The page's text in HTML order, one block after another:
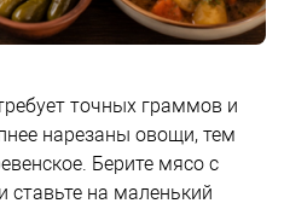
точных граммов и
нарезаны овощи, тем
Берите мясо с
ставьте на маленький